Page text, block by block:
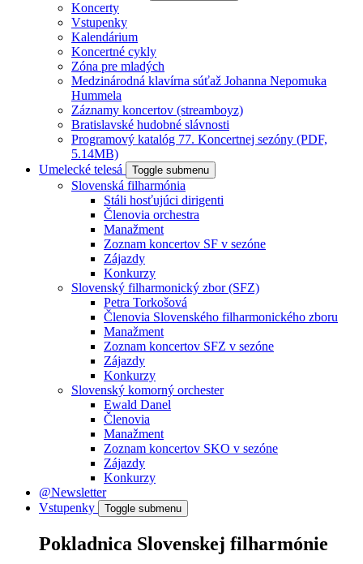
Koncerty
Vstupenky
Kalendárium
Koncertné cykly
Zóna pre mladých
Medzinárodná klavírna súťaž Johanna Nepomuka
Hummela
Záznamy koncertov (streamboyz)
Bratislavské hudobné slávnosti
Programový katalóg 77. Koncertnej sezóny (PDF,
5.14MB)
Umelecké telesá
Toggle submenu
Slovenská filharmónia
Stáli hosťujúci dirigenti
Členovia orchestra
Manažment
Zoznam koncertov SF v sezóne
Zájazdy
Konkurzy
Slovenský filharmonický zbor (SFZ)
Petra Torkošová
Členovia Slovenského filharmonického zboru
Manažment
Zoznam koncertov SFZ v sezóne
Zájazdy
Konkurzy
Slovenský komorný orchester
Ewald Danel
Členovia
Manažment
Zoznam koncertov SKO v sezóne
Zájazdy
Konkurzy
@Newsletter
Vstupenky
Toggle submenu
Pokladnica Slovenskej filharmónie